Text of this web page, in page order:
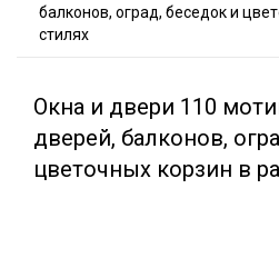
балконов, оград, беседок и
стилях
Окна и двери 110
дверей, балконов,
цветочных корзин в